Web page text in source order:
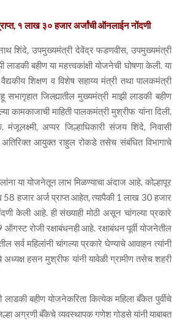
१ लाख ३० हजार अर्जांची ऑनलाईन नोंदणी
शिंदे, उपमुख्यमंत्री देवेंद्र फडणवीस, उपमुख्यमंत्री
बहीण या महत्त्वकांक्षी योजनेची घोषणा केली. या
शिक्षण व विशेष सहाय्य मंत्री तथा पालकमंत्री
सभागृहात जिल्ह्यातील मुख्यमंत्री माझी लाडकी बहीण
कामकाजाची माहिती पालकमंत्री मुश्रीफ यांना दिली.
अप्पर जिल्हाधिकारी संजय शिंदे, निवासी
अतिरिक्त आयुक्त राहुल रोकडे तसेच संबंधित विभागाचे
या योजनेतून लाभ मिळण्याचा अंदाज आहे. कोल्हापूर
58 हजार अर्ज प्राप्त आहेत, त्यापैकी 1 लाख 30 हजार
केली आहे. ही संख्याही मोठी असून चांगल्या प्रकारे
रोजी रक्षाबंधनही आहे. रक्षाबंधन पूर्वी योजनेतील
सर्व महिलांनी चांगल्या प्रकारे घेण्याचे आवाहन त्यांनी
अध्यक्ष हसन मुश्रीफ यांनी यावेळी ग्रामीण तसेच शहरी
बहीण योजनेकरिता कित्येक महिला बँकेत पुर्वीचे
अग्रणी बँकेचे व्यवस्थापक गणेश गोडसे यांनी याबाबत